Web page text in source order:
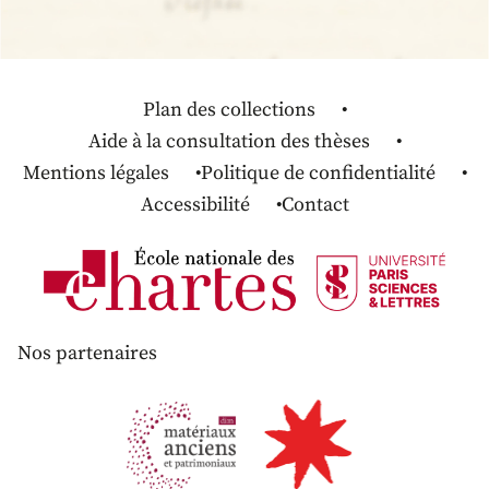
Plan des collections
Aide à la consultation des thèses
Mentions légales
Politique de confidentialité
Accessibilité
Contact
Nos partenaires